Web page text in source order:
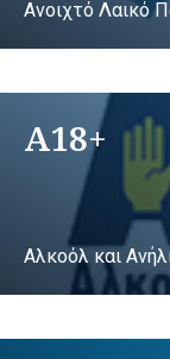
Ανοιχτό Λαικό
A18+
Αλκοόλ και